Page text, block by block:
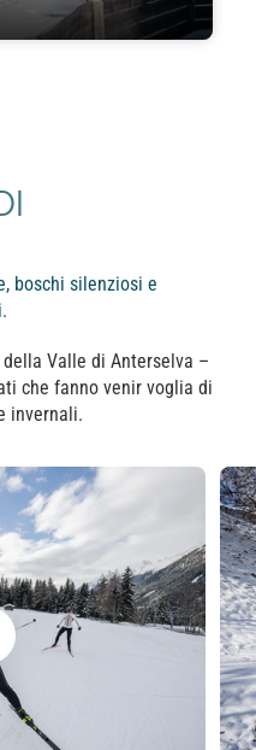
boschi silenziosi e
Valle di Anterselva –
che fanno venir voglia di
invernali.